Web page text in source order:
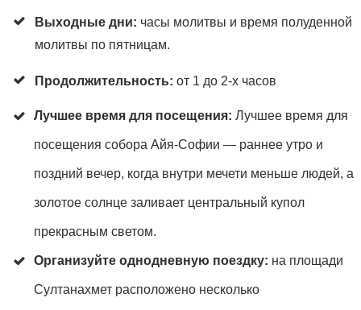
Выходные дни: часы молитвы и время полуденной
молитвы по пятницам.
Продолжительность: от 1 до 2-х часов
Лучшее время для посещения: Лучшее время для
посещения собора Айя-Софии — раннее утро и
поздний вечер, когда внутри мечети меньше людей, а
золотое солнце заливает центральный купол
прекрасным светом.
Организуйте однодневную поездку: на площади
Султанахмет расположено несколько